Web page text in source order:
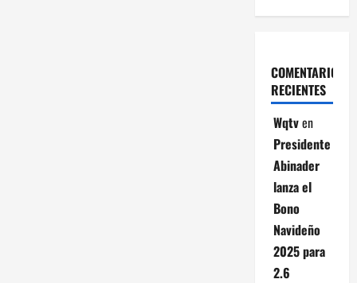
COMENTARIOS
RECIENTES
Wqtven
Presidente
Abinader
lanza el
Bono
Navideño
2025 para
2.6